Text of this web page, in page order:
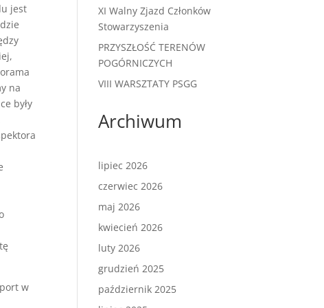
jest
na
były
w
XI Walny Zjazd Członków
Stowarzyszenia
PRZYSZŁOŚĆ TERENÓW
POGÓRNICZYCH
VIII WARSZTATY PSGG
Archiwum
lipiec 2026
czerwiec 2026
maj 2026
kwiecień 2026
luty 2026
grudzień 2025
październik 2025